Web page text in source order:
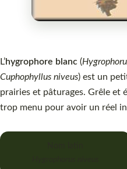
L’hygrophore blanc (
Cuphophyllus niveus) est un
prairies et pâturages. Grêle et
trop menu pour avoir un réel